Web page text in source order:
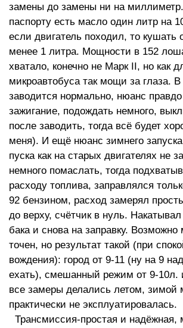
замены до замены ни на
паспорту есть масло один литр на
если двигатель походил, то кушать
менее 1 литра. Мощности в 152
хватало, конечно не Марк II, но как
микроавтобуса так мощи за глаза.
заводится нормально, нюанс
зажигание, подождать немного,
после заводить, тогда всё будет
меня). И ещё нюанс зимнего
пуска как на старых двигателях не
немного помаслать, тогда
расходу топлива, заправлялся
92 бензином, расход замерял
до верху, счётчик в нуль.
бака и снова на заправку. Возможно
точен, но результат такой (при
вождения): город от 9-11 (ну на 9
ехать), смешанный режим от 9-10л.
все замеры делались летом, зимой
практически не эксплуатировалась.
Трансмиссия-простая и надёжная,